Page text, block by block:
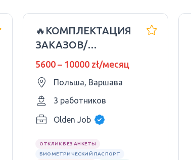
zo.o.
🔥КОМПЛЕКТАЦИЯ
ЗАКАЗОВ/
СТАБИЛЬНО ПО 8-
5600 – 10000 zł/месяц
Польша, Варшава
3 работников
Olden Job
ОТКЛИК БЕЗ АНКЕТЫ
БИОМЕТРИЧЕСКИЙ ПАСПОРТ